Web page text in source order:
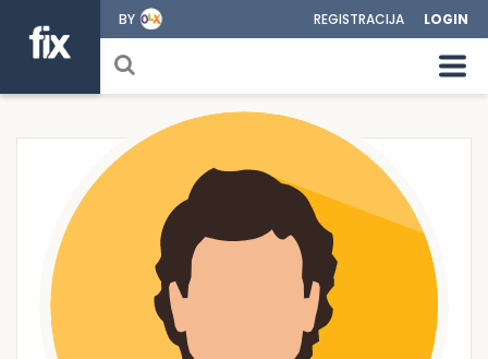
BY REGISTRACIJA LOGIN